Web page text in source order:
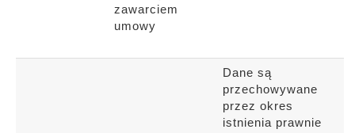
zawarciem
umowy
Dane są
przechowywane
przez okres
istnienia prawnie